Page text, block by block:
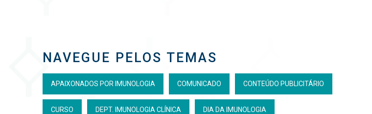
NAVEGUE PELOS TEMAS
APAIXONADOS POR IMUNOLOGIA COMUNICADO CONTEÚDO PUBLICITÁRIO
CURSO DEPT. IMUNOLOGIA CLÍNICA DIA DA IMUNOLOGIA